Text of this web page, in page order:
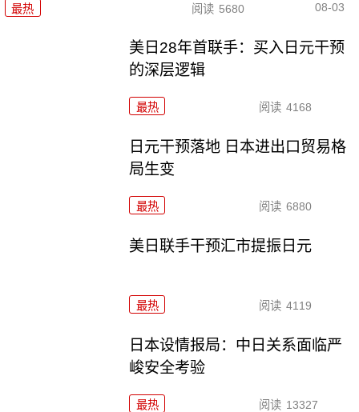
最热 阅读 5680 08-03
美日28年首联手：买入日元干预
的深层逻辑
最热 阅读 4168
日元干预落地 日本进出口贸易格
局生变
最热 阅读 6880
美日联手干预汇市提振日元
最热 阅读 4119
日本设情报局：中日关系面临严
峻安全考验
最热 阅读 13327